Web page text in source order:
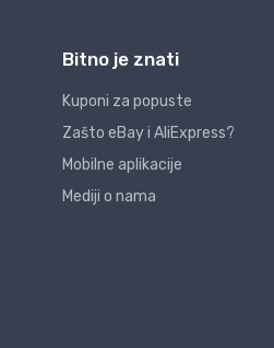
Bitno je znati
Kuponi za popuste
Zašto eBay i AliExpress?
Mobilne aplikacije
Mediji o nama